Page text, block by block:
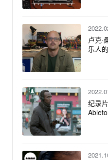
卢克·
乐人
纪录